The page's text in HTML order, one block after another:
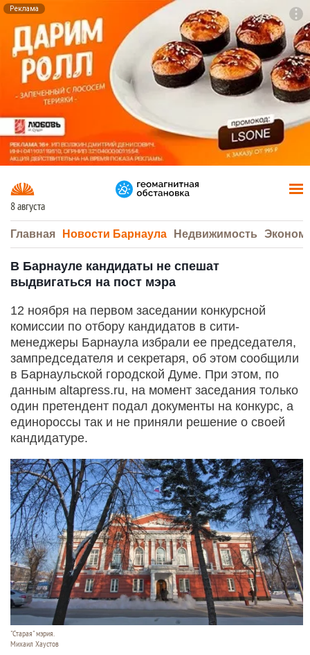
Реклама
8 августа
Главная Новости Барнаула Недвижимость
В Барнауле кандидаты не спешат
выдвигаться на пост мэра
12 ноября на первом заседании конкурсной
комиссии по отбору кандидатов в сити-
менеджеры Барнаула избрали ее председателя,
зампредседателя и секретаря, об этом сообщили
в Барнаульской городской Думе. При этом, по
данным altapress.ru, на момент заседания только
один претендент подал документы на конкурс, а
единороссы так и не приняли решение о своей
кандидатуре.
"Старая" мэрия.
Михаил Хаустов